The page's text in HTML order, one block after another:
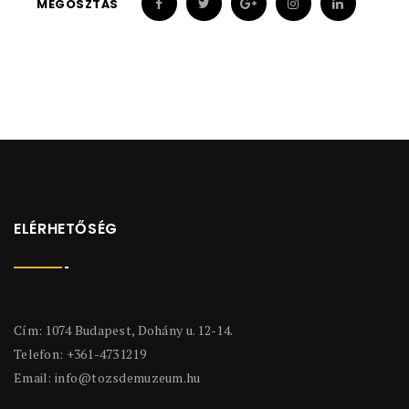
MEGOSZTÁS
ELÉRHETŐSÉG
Cím: 1074 Budapest, Dohány u. 12-14.
Telefon: +361-4731219
Email: info@tozsdemuzeum.hu